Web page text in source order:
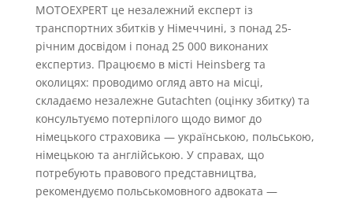
MOTOEXPERT це незалежний експерт із
транспортних збитків у Німеччині, з понад 25-
річним досвідом і понад 25 000 виконаних
експертиз. Працюємо в місті Heinsberg та
околицях: проводимо огляд авто на місці,
складаємо незалежне Gutachten (оцінку збитку) та
консультуємо потерпілого щодо вимог до
німецького страховика — українською, польською,
німецькою та англійською. У справах, що
потребують правового представництва,
рекомендуємо польськомовного адвоката —